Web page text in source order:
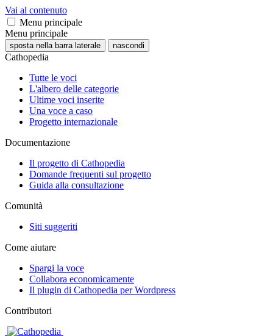
Vai al contenuto
Menu principale
Menu principale
sposta nella barra laterale nascondi
Cathopedia
Tutte le voci
L'albero delle categorie
Ultime voci inserite
Una voce a caso
Progetto internazionale
Documentazione
Il progetto di Cathopedia
Domande frequenti sul progetto
Guida alla consultazione
Comunità
Siti suggeriti
Come aiutare
Spargi la voce
Collabora economicamente
Il plugin di Cathopedia per Wordpress
Contributori